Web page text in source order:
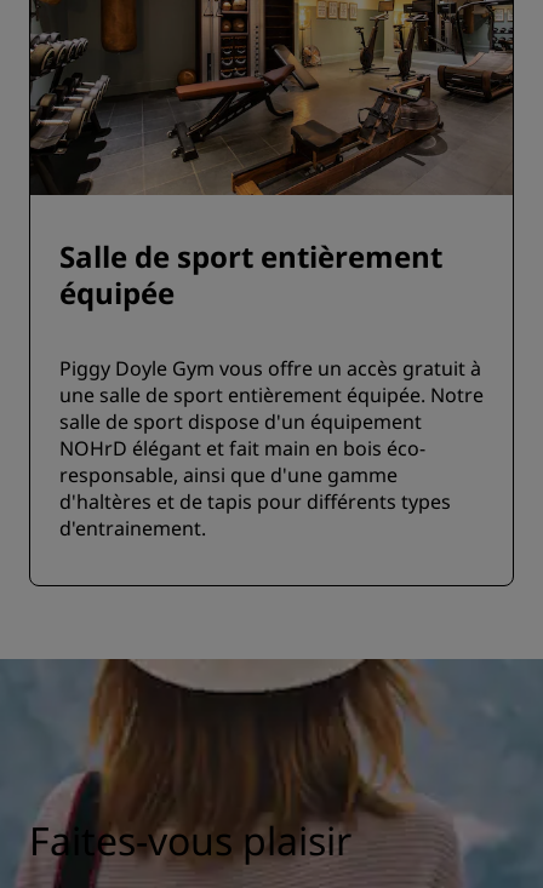
Salle de sport entièrement
équipée
Piggy Doyle Gym vous offre un accès gratuit à
une salle de sport entièrement équipée. Notre
salle de sport dispose d'un équipement
NOHrD élégant et fait main en bois éco-
responsable, ainsi que d'une gamme
d'haltères et de tapis pour différents types
d'entrainement.
Faites-vous plaisir